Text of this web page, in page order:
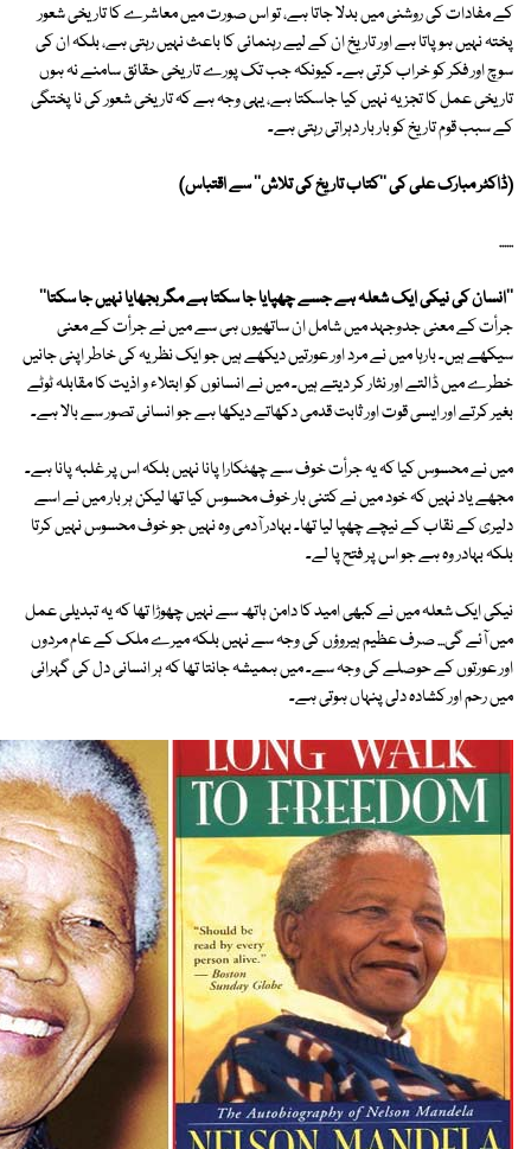
کے مفادات کی روشنی میں بدلا جاتا ہے، تو اس صورت میں معاشرے کا تاریخی شعور
پختہ نہیں ہو پاتا ہے اور تاریخ ان کے لیے رہنمائی کا باعث نہیں رہتی ہے، بلکہ ان کی
سوچ اور فکر کو خراب کرتی ہے۔ کیونکہ جب تک پورے تاریخی حقائق سامنے نہ ہوں
تاریخی عمل کا تجزیہ نہیں کیا جاسکتا ہے، یہی وجہ ہے کہ تاریخی شعور کی نا پختگی
کے سبب قوم تاریخ کو بار بار دہراتی رہتی ہے۔
(ڈاکٹر مبارک علی کی ''کتاب تاریخ کی تلاش'' سے اقتباس)
......
''انسان کی نیکی ایک شعلہ ہے جسے چھپایا جا سکتا ہے مگر بجھایا نہیں جا سکتا''
جرأت کے معنی جدوجہد میں شامل ان ساتھیوں ہی سے میں نے جرأت کے معنی
سیکھے ہیں۔ بارہا میں نے مرد اور عورتیں دیکھے ہیں جو ایک نظریہ کی خاطر اپنی جانیں
خطرے میں ڈالتے اور نثار کر دیتے ہیں۔ میں نے انسانوں کو ابتلاء و اذیت کا مقابلہ ٹوٹے
بغیر کرتے اور ایسی قوت اور ثابت قدمی دکھاتے دیکھا ہے جو انسانی تصور سے بالا ہے۔
میں نے محسوس کیا کہ یہ جرأت خوف سے چھٹکارا پانا نہیں بلکہ اس پر غلبہ پانا ہے۔
مجھے یاد نہیں کہ خود میں نے کتنی بار خوف محسوس کیا تھا لیکن ہر بار میں نے اسے
دلیری کے نقاب کے نیچے چھپا لیا تھا۔ بہادر آدمی وہ نہیں جو خوف محسوس نہیں کرتا
بلکہ بہادر وہ ہے جو اس پر فتح پا لے۔
نیکی ایک شعلہ میں نے کبھی امید کا دامن ہاتھ سے نہیں چھوڑا تھا کہ یہ تبدیلی عمل
میں آئے گی... صرف عظیم ہیروؤں کی وجہ سے نہیں بلکہ میرے ملک کے عام مردوں
اور عورتوں کے حوصلے کی وجہ سے۔ میں ہمیشہ جانتا تھا کہ ہر انسانی دل کی گہرائی
میں رحم اور کشادہ دلی پنہاں ہوتی ہے۔